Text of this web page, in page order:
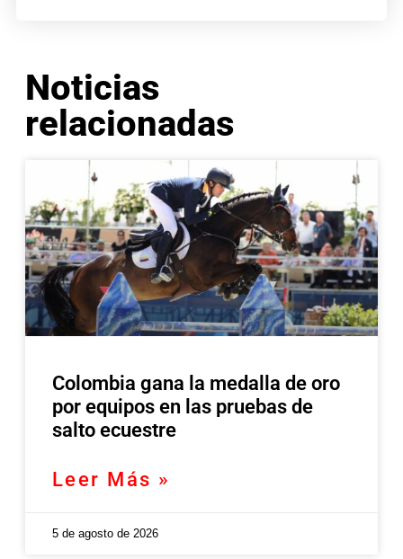
Noticias
relacionadas
Colombia gana la medalla de oro
por equipos en las pruebas de
salto ecuestre
Leer Más »
5 de agosto de 2026